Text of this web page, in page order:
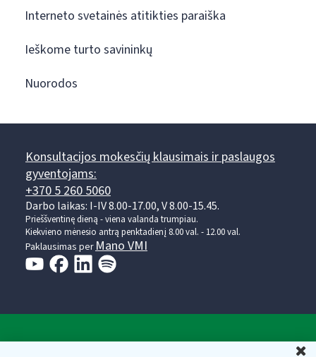
Interneto svetainės atitikties paraiška
Ieškome turto savininkų
Nuorodos
Konsultacijos mokesčių klausimais ir paslaugos
gyventojams:
+370 5 260 5060
Darbo laikas: I-IV 8.00-17.00, V 8.00-15.45.
Prieššventinę dieną - viena valanda trumpiau.
Kiekvieno mėnesio antrą penktadienį 8.00 val. - 12.00 val.
Paklausimas perMano VMI
Valstybinė mokesčių inspekcija prie Lietuvos